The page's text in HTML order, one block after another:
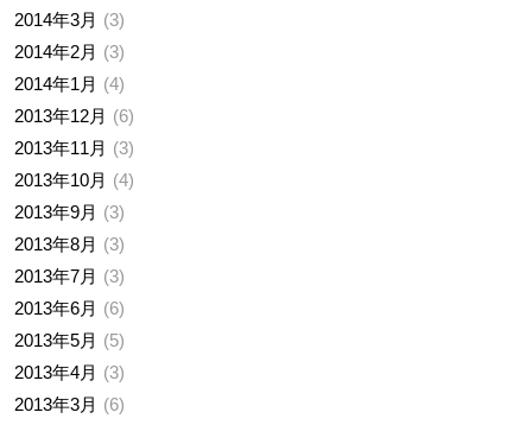
2014年3月
3
2014年2月
3
2014年1月
4
2013年12月
6
2013年11月
3
2013年10月
4
2013年9月
3
2013年8月
3
2013年7月
3
2013年6月
6
2013年5月
5
2013年4月
3
2013年3月
6